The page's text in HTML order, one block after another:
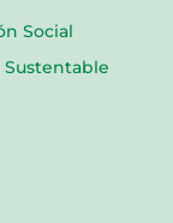
Social